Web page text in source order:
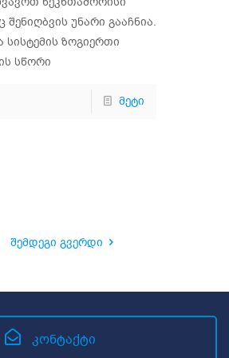
უნარი გააჩნია.
ზოგიერთი
სწორი
მეტი
შემდეგი გვერდი
კონტაქტი